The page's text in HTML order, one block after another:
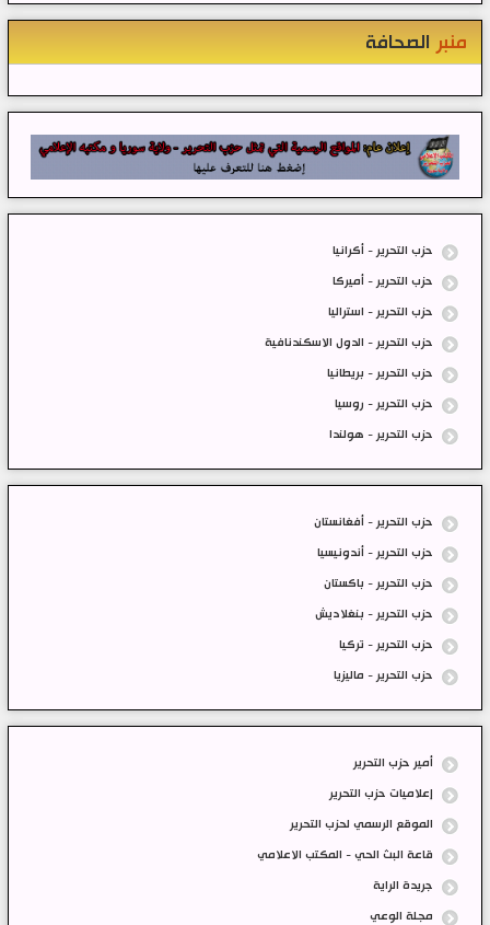
منبر الصحافة
حزب التحرير - أكرانيا
حزب التحرير - أميركا
حزب التحرير - استراليا
حزب التحرير - الدول الاسكندنافية
حزب التحرير - بريطانيا
حزب التحرير - روسيا
حزب التحرير - هولندا
حزب التحرير - أفغانستان
حزب التحرير - أندونيسيا
حزب التحرير - باكستان
حزب التحرير - بنغلاديش
حزب التحرير - تركيا
حزب التحرير - ماليزيا
أمير حزب التحرير
إعلاميات حزب التحرير
الموقع الرسمي لحزب التحرير
قاعة البث الحي - المكتب الاعلامي
جريدة الراية
مجلة الوعي